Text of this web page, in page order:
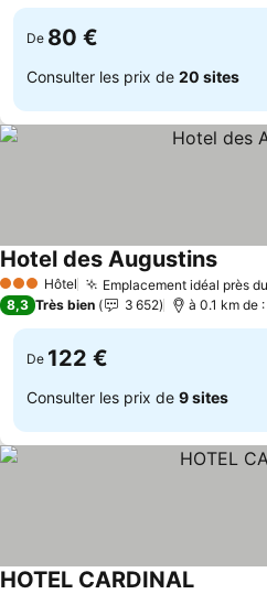
De 80 €
Consulter les prix de 20 sites
3 ÉtoilesHôtel Emplacement idéal près
Hotel des Augustins
8,3 Très bien 3 652 à 0.1 km de
De 122 €
Consulter les prix de 9 sites
HOTEL CARDINAL